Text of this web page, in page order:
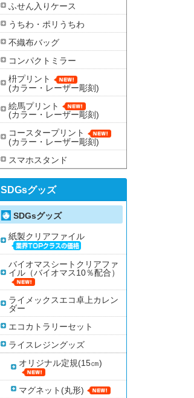
ふせん入りケース
うちわ・ポリうちわ
不織布バッグ
コンパクトミラー
枡プリント
(カラー・レーザー彫刻)
絵馬プリント
(カラー・レーザー彫刻)
コースタープリント
(カラー・レーザー彫刻)
スマホスタンド
SDGsグッズ
SDGsグッズ
紙製クリアファイル
バイオマスシートクリアファ
イル（バイオマス10％配合）
ライメックスエコ卓上カレン
ダー
エコカトラリーセット
ライスレジングッズ
オリジナル定規(15㎝)
マグネット(丸形)